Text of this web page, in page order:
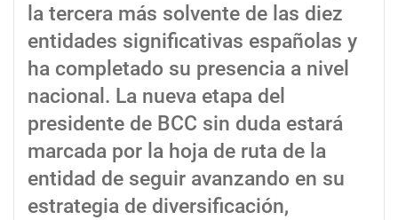
la tercera más solvente de las diez
entidades significativas españolas y
ha completado su presencia a nivel
nacional. La nueva etapa del
presidente de BCC sin duda estará
marcada por la hoja de ruta de la
entidad de seguir avanzando en su
estrategia de diversificación,